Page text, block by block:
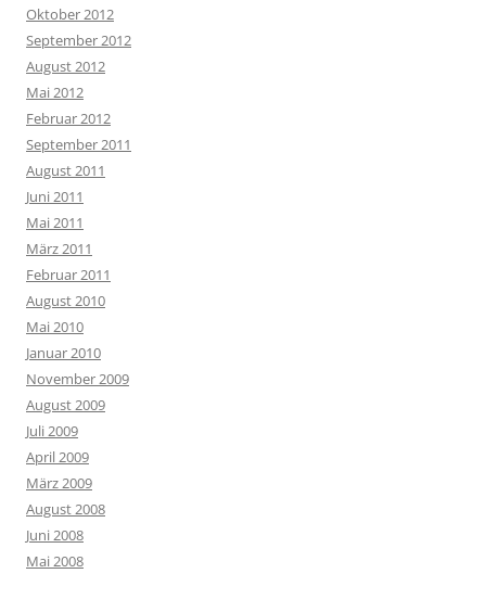
Oktober 2012
September 2012
August 2012
Mai 2012
Februar 2012
September 2011
August 2011
Juni 2011
Mai 2011
März 2011
Februar 2011
August 2010
Mai 2010
Januar 2010
November 2009
August 2009
Juli 2009
April 2009
März 2009
August 2008
Juni 2008
Mai 2008